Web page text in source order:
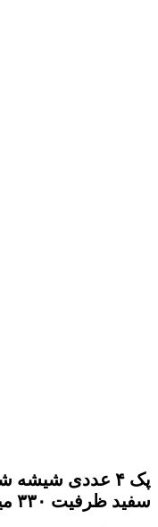
پک ۴ عددی
سفید ظرفیت ۳۳۰ میلی لیتر